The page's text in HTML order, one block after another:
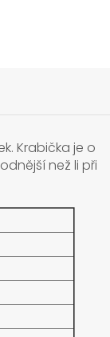
Krabička je o
než li při